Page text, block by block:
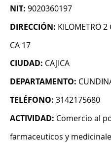
NIT: 9020360197
DIRECCIÓN: KILOMETRO 2
CA 17
CIUDAD: CAJICA
DEPARTAMENTO:
TELÉFONO: 3142175680
ACTIVIDAD: Comercio al
farmaceuticos y